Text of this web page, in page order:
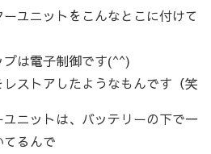
ユニットをこんなとこに付けて
は電子制御です(^^)
ストアしたようなもんです（笑
ニットは、バッテリーの下で一
るんで